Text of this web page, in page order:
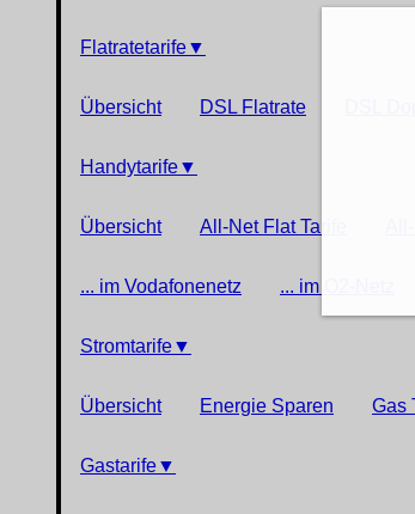
Flatratetarife▼
Übersicht DSL Flatrate DSL
Handytarife▼
Übersicht All-Net Flat Tarife
... im Vodafonenetz ... im O2-Netz
Stromtarife▼
Übersicht Energie Sparen Gas
Gastarife▼